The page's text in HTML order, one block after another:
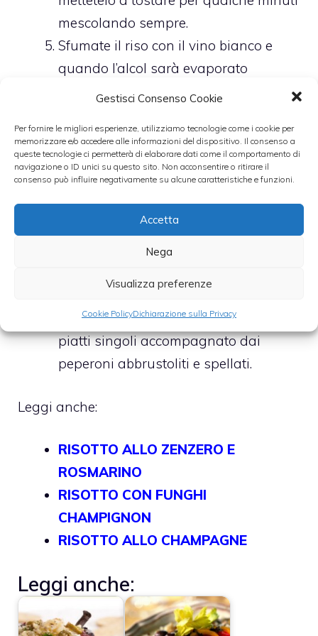
Gestisci Consenso Cookie
Per fornire le migliori esperienze, utilizziamo tecnologie come i cookie per
memorizzare e/o accedere alle informazioni del dispositivo. Il consenso a
queste tecnologie ci permetterà di elaborare dati come il comportamento di
navigazione o ID unici su questo sito. Non acconsentire o ritirare il
consenso può influire negativamente su alcune caratteristiche e funzioni.
Accetta
Nega
Visualizza preferenze
Cookie PolicyDichiarazione sulla Privacy
mescolando sempre.
Sfumate il riso con il vino bianco e
quando l’alcol sarà evaporato
aggiungete un mestolo di brodo e
A metà cottura, aggiungete la crema
di peperoni e continuate ad
aggiungere brodo vegetale ogni volta
che il risotto si asciuga troppo.
Continuate così fino a quando il riso
non sarà cotto.
risotto con due cucchiai di
parmigiano reggiano. Servitelo nei
piatti singoli accompagnato dai
peperoni abbrustoliti e spellati.
Leggi anche:
RISOTTO ALLO ZENZERO E
ROSMARINO
RISOTTO CON FUNGHI
CHAMPIGNON
RISOTTO ALLO CHAMPAGNE
Leggi anche: